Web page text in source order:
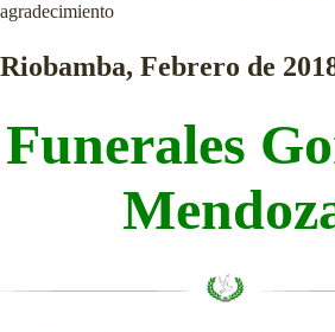
agradecimiento
Riobamba, Febrero de
Funerales